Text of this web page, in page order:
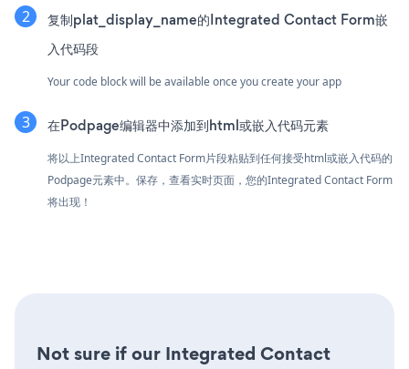
复制plat_display_name的Integrated Contact Form嵌
入代码段
Your code block will be available once you create your app
在Podpage编辑器中添加到html或嵌入代码元素
将以上Integrated Contact Form片段粘贴到任何接受html或嵌入代码的
Podpage元素中。保存，查看实时页面，您的Integrated Contact Form
将出现！
Not sure if our Integrated Contact